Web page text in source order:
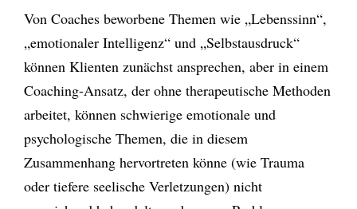
Von Coaches beworbene Themen wie „Lebenssinn“,
„emotionaler Intelligenz“ und „Selbstausdruck“
können Klienten zunächst ansprechen, aber in einem
Coaching-Ansatz, der ohne therapeutische Methoden
arbeitet, können schwierige emotionale und
psychologische Themen, die in diesem
Zusammenhang hervortreten könne (wie Trauma
oder tiefere seelische Verletzungen) nicht